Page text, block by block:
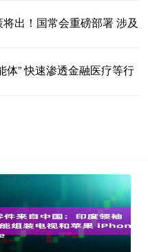
出！国常会重磅部署 涉及
体” 快速渗透金融医疗等行